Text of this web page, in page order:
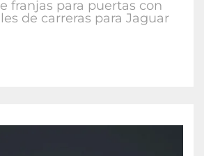
franjas para puertas con
de carreras para Jaguar